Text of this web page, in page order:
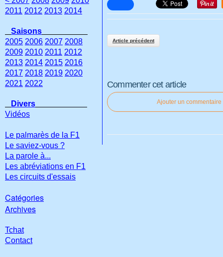
Article précédent
Commenter cet article
Ajouter un commentaire
2011 2012 2013 2014
Saisons
2005 2006 2007 2008
2009 2010 2011 2012
2013 2014 2015 2016
2017 2018 2019 2020
2021 2022
Divers
Vidéos
Le palmarès de la F1
Le saviez-vous ?
La parole à...
Les abréviations en F1
Les circuits d'essais
Catégories
Archives
Tchat
Contact